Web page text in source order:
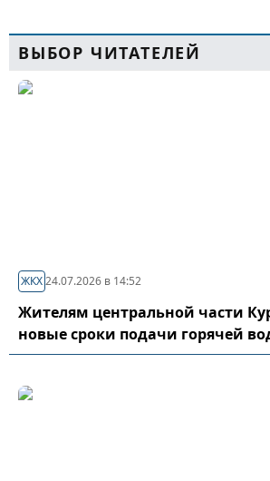
ВЫБОР ЧИТАТЕЛЕЙ
ЖКХ24.07.2026 в 14:52
Жителям центральной части
новые сроки подачи горячей